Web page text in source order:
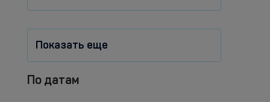
Показать еще
По датам